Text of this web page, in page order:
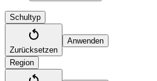
Schultyp
Zurücksetzen
Anwenden
Region